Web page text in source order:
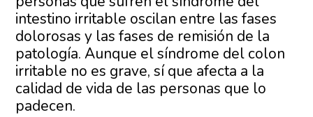
intestino irritable oscilan entre las fases
dolorosas y las fases de remisión de la
patología. Aunque el síndrome del colon
irritable no es grave, sí que afecta a la
calidad de vida de las personas que lo
padecen.